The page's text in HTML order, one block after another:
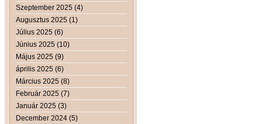
Szeptember 2025 (4)
Augusztus 2025 (1)
Július 2025 (6)
Június 2025 (10)
Május 2025 (9)
április 2025 (6)
Március 2025 (8)
Február 2025 (7)
Január 2025 (3)
December 2024 (5)